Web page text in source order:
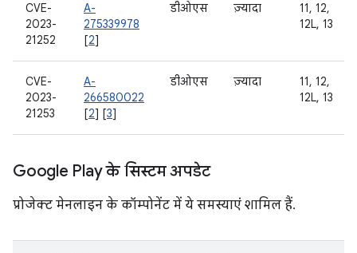
CVE-
2023-
21252
A-
275339978
[2]
डीओएस ज़्यादा
11, 12,
12L, 13
CVE-
2023-
21253
A-
266580022
[2] [3]
डीओएस ज़्यादा
11, 12,
12L, 13
Google Play के सिस्टम अपडेट
प्रोजेक्ट मेनलाइन के कॉम्पोनेंट में ये समस्याएं शामिल हैं.